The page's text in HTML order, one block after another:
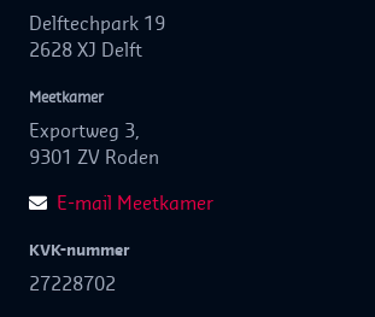
Delftechpark 19
2628 XJ Delft
Meetkamer
Exportweg 3,
9301 ZV Roden
E-mail Meetkamer
KVK-nummer
27228702